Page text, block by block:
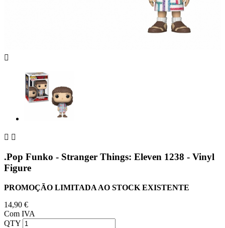

 
.Pop Funko - Stranger Things: Eleven 1238 - Vinyl
Figure
PROMOÇÃO LIMITADA AO STOCK EXISTENTE
14,90 €
Com IVA
QTY